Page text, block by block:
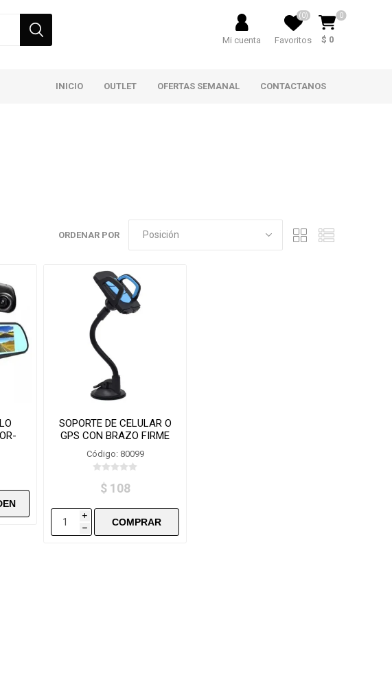
Mi cuenta Favoritos
(0) 0
$ 0
INICIO OUTLET OFERTAS SEMANAL CONTACTANOS
ORDENAR POR
SOPORTE DE CELULAR O
GPS CON BRAZO FIRME
FLEXIBLE
Código: 80099
$ 108
i
h